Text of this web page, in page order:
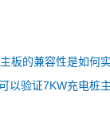
板的兼容性是如何实
以验证7KW充电桩